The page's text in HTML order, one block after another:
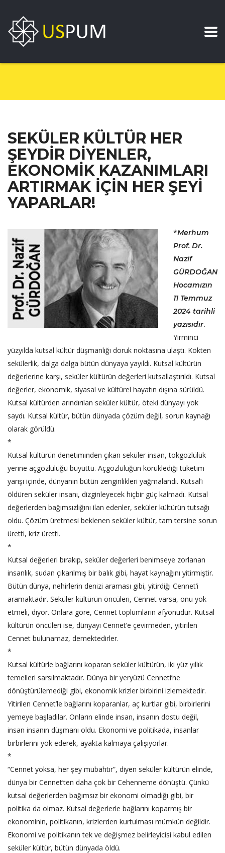
SEKÜLER KÜLTÜR HER
ŞEYDİR DİYENLER,
EKONOMİK KAZANIMLARI
ARTIRMAK İÇİN HER ŞEYİ
YAPARLAR!
*Merhum
Prof. Dr.
Nazif
GÜRDOĞAN
Hocamızın
11 Temmuz
2024 tarihli
yazısıdır.
Yirminci
yüzyılda kutsal kültür düşmanlığı doruk noktasına ulaştı. Kökten
sekülerlik, dalga dalga bütün dünyaya yayıldı. Kutsal kültürün
değerlerine karşı, seküler kültürün değerleri kutsallaştırıldı. Kutsal
değerler, ekonomik, siyasal ve kültürel hayatın dışına sürüldü.
Kutsal kültürden arındırılan seküler kültür, öteki dünyayı yok
saydı. Kutsal kültür, bütün dünyada çözüm değil, sorun kaynağı
olarak görüldü.
*
Kutsal kültürün denetiminden çıkan seküler insan, tokgözlülük
yerine açgözlülüğü büyüttü. Açgözlülüğün körüklediği tüketim
yarışı içinde, dünyanın bütün zenginlikleri yağmalandı. Kutsal’ı
öldüren seküler insanı, dizginleyecek hiçbir güç kalmadı. Kutsal
değerlerden bağımsızlığını ilan edenler, seküler kültürün tutsağı
oldu. Çözüm üretmesi beklenen seküler kültür, tam tersine sorun
üretti, kriz üretti.
*
Kutsal değerleri bırakıp, seküler değerleri benimseye zorlanan
insanlık, sudan çıkarılmış bir balık gibi, hayat kaynağını yitirmiştir.
Bütün dünya, nehirlerin denizi araması gibi, yitirdiği Cennet’i
aramaktadır. Seküler kültürün öncüleri, Cennet varsa, onu yok
etmeli, diyor. Onlara göre, Cennet toplumların afyonudur. Kutsal
kültürün öncüleri ise, dünyayı Cennet’e çevirmeden, yitirilen
Cennet bulunamaz, demektedirler.
*
Kutsal kültürle bağlarını koparan seküler kültürün, iki yüz yıllık
temelleri sarsılmaktadır. Dünya bir yeryüzü Cenneti’ne
dönüştürülemediği gibi, ekonomik krizler birbirini izlemektedir.
Yitirilen Cennet’le bağlarını koparanlar, aç kurtlar gibi, birbirlerini
yemeye başladılar. Onların elinde insan, insanın dostu değil,
insan insanın düşmanı oldu. Ekonomi ve politikada, insanlar
birbirlerini yok ederek, ayakta kalmaya çalışıyorlar.
*
“Cennet yoksa, her şey mubahtır”, diyen seküler kültürün elinde,
dünya bir Cennet’ten daha çok bir Cehenneme dönüştü. Çünkü
kutsal değerlerden bağımsız bir ekonomi olmadığı gibi, bir
politika da olmaz. Kutsal değerlerle bağlarını koparmış bir
ekonominin, politikanın, krizlerden kurtulması mümkün değildir.
Ekonomi ve politikanın tek ve değişmez belirleyicisi kabul edilen
seküler kültür, bütün dünyada öldü.